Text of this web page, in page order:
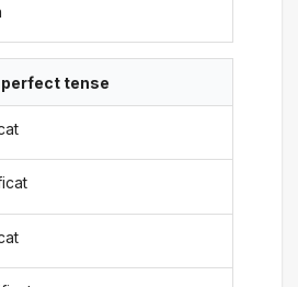
tense